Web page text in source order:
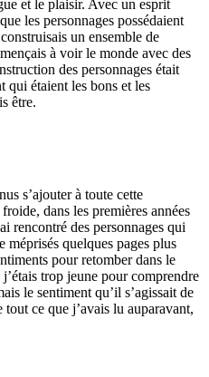
et le plaisir. Avec un esprit
les personnages possédaient
un ensemble de
à voir le monde avec des
des personnages était
qui étaient les bons et les
être.
s’ajouter à toute cette
dans les premières années
rencontré des personnages qui
quelques pages plus
pour retomber dans le
trop jeune pour comprendre
le sentiment qu’il s’agissait de
ce que j’avais lu auparavant,